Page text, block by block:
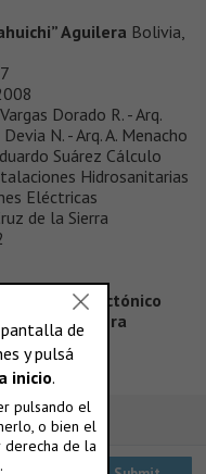
Aguilera Bolivia,
Dorado R. - Arq.
N. - Arq. A. Menacho
Suárez Cálculo
Hidrosanitarias
Eléctricas
de la Sierra
Arquitectónico
Aguilera